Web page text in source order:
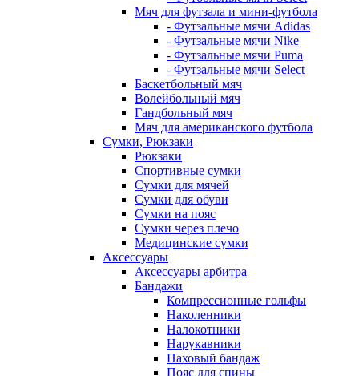
Мяч для футзала и мини-футбола
- Футзальные мячи Adidas
- Футзальные мячи Nike
- Футзальные мячи Puma
- Футзальные мячи Select
Баскетбольный мяч
Волейбольный мяч
Гандбольный мяч
Мяч для американского футбола
Сумки, Рюкзаки
Рюкзаки
Спортивные сумки
Сумки для мячей
Сумки для обуви
Сумки на пояс
Сумки через плечо
Медицинские сумки
Аксессуары
Аксессуары арбитра
Бандажи
Компрессионные гольфы
Наколенники
Налокотники
Нарукавники
Паховый бандаж
Пояс для спины